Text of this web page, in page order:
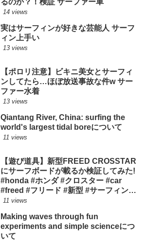
るのか？！検証 サーファー車
14 views
実はサーフィンが好きな芸能人 サーフ
ィン上手い
13 views
【ポロリ注意】ビキニ美女とサーフィ
ンしてたら…ほぼ放送事故な件w サー
ファー水着
13 views
Qiantang River, China: surfing the
world's largest tidal boreについて
11 views
【遊び道具】新型FREED CROSSTAR
にサーフボードが載るか検証してみた!
#honda #ホンダ #クロスター #car
#freed #フリード #新型 #サーフィン
ロングボード
11 views
Making waves through fun
experiments and simple scienceにつ
いて